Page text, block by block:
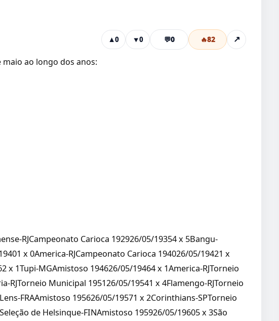
▲0 ▼0 💬0 🔥82 ↗
ao longo dos anos:
RJCampeonato Carioca 192926/05/19354 x 5Bangu-
x 0America-RJCampeonato Carioca 194026/05/19421 x
x 1Tupi-MGAmistoso 194626/05/19464 x 1America-RJTorneio
RJTorneio Municipal 195126/05/19541 x 4Flamengo-RJTorneio
FRAAmistoso 195626/05/19571 x 2Corinthians-SPTorneio
de Helsinque-FINAmistoso 195926/05/19605 x 3São